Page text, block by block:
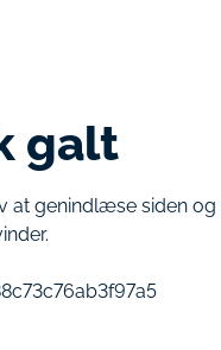
galt
at genindlæse siden og